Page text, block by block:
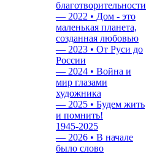
благотворительности
— 2022 • Дом - это
маленькая планета,
созданная любовью
— 2023 • От Руси до
России
— 2024 • Война и
мир глазами
художника
— 2025 • Будем жить
и помнить!
1945-2025
— 2026 • В начале
было слово